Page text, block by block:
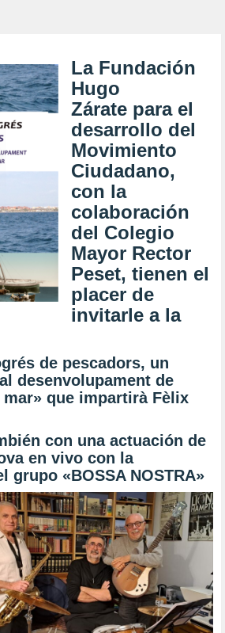
La Fundación
Hugo
Zárate para el
desarrollo del
Movimiento
Ciudadano,
con la
colaboración
del Colegio
Mayor Rector
Peset, tienen el
placer de
invitarle a la
de pescadors, un
desenvolupament de
que impartirà Fèlix
con una actuación de
en vivo con la
grupo «BOSSA NOSTRA»